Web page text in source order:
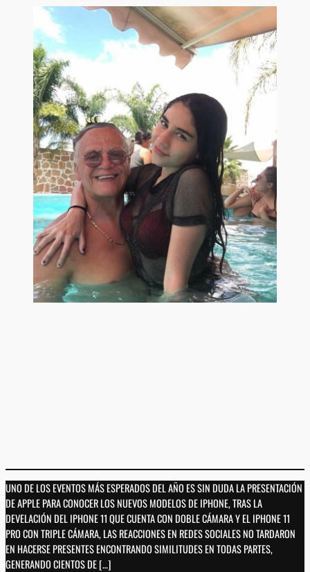
UNO DE LOS EVENTOS MÁS ESPERADOS DEL AÑO ES SIN DUDA LA PRESENTACIÓN
DE APPLE PARA CONOCER LOS NUEVOS MODELOS DE IPHONE, TRAS LA
DEVELACIÓN DEL IPHONE 11 QUE CUENTA CON DOBLE CÁMARA Y EL IPHONE 11
PRO CON TRIPLE CÁMARA, LAS REACCIONES EN REDES SOCIALES NO TARDARON
EN HACERSE PRESENTES ENCONTRANDO SIMILITUDES EN TODAS PARTES,
GENERANDO CIENTOS DE […]